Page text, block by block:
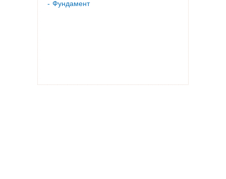
Фундамент